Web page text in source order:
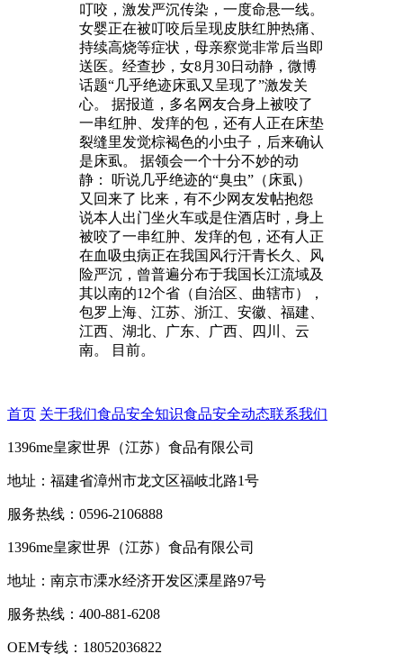
叮咬，激发严沉传染，一度命悬一线。
女婴正在被叮咬后呈现皮肤红肿热痛、
持续高烧等症状，母亲察觉非常后当即
送医。经查抄，女8月30日动静，微博
话题“几乎绝迹床虱又呈现了”激发关
心。 据报道，多名网友合身上被咬了
一串红肿、发痒的包，还有人正在床垫
裂缝里发觉棕褐色的小虫子，后来确认
是床虱。 据领会一个十分不妙的动
静： 听说几乎绝迹的“臭虫”（床虱）
又回来了 比来，有不少网友发帖抱怨
说本人出门坐火车或是住酒店时，身上
被咬了一串红肿、发痒的包，还有人正
在血吸虫病正在我国风行汗青长久、风
险严沉，曾普遍分布于我国长江流域及
其以南的12个省（自治区、曲辖市），
包罗上海、江苏、浙江、安徽、福建、
江西、湖北、广东、广西、四川、云
南。 目前。
首页 关于我们食品安全知识食品安全动态联系我们
1396me皇家世界（江苏）食品有限公司
地址：福建省漳州市龙文区福岐北路1号
服务热线：0596-2106888
1396me皇家世界（江苏）食品有限公司
地址：南京市溧水经济开发区溧星路97号
服务热线：400-881-6208
OEM专线：18052036822